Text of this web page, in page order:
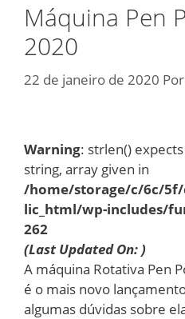
Máquina Pen
2020
22 de janeiro de 2020 Por
Warning: strlen()
string, array given in
/home/storage/c/6c/
lic_html/wp-includes/
262
(Last Updated On: )
A máquina Rotativa Pen
é o mais novo
algumas dúvidas sobre